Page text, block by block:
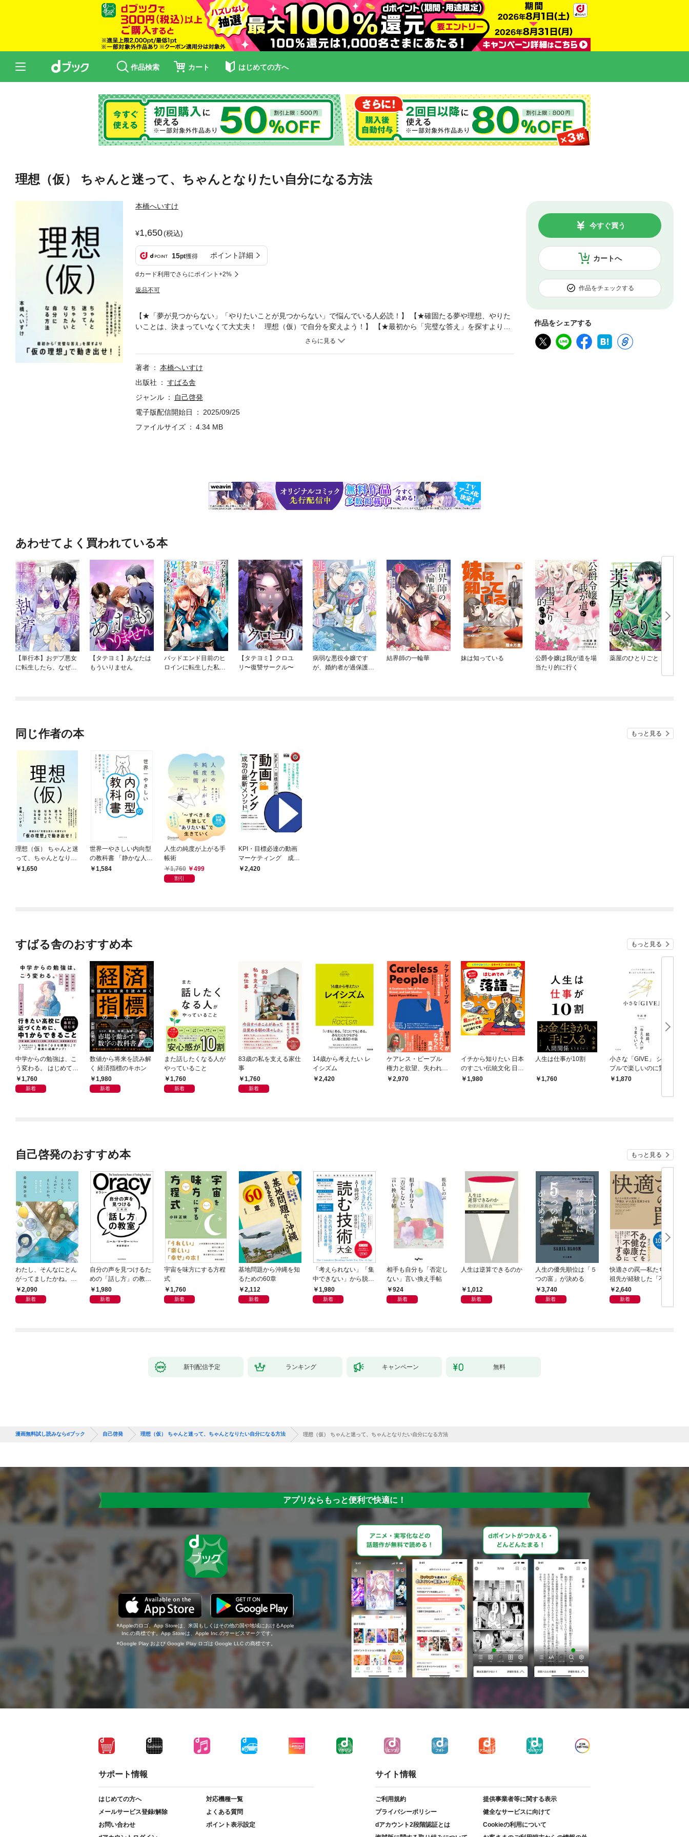
作品検索 カート はじめての方へ
理想（仮） ちゃんと迷って、ちゃんとなりたい自分になる方法
本橋へいすけ
1,650(税込)
15pt獲得 ポイント詳細
dカード利用でさらにポイント+2%
返品不可
カートへ
今すぐ買う
作品をチェックする
作品をシェアする
【★「夢が見つからない」「やりたいことが見つからない」で悩んでいる人必読！】 【★確固たる夢や理想、やりた
いことは、決まっていなくて大丈夫！ 理想（仮）で自分を変えよう！】 【★最初から「完璧な答え」を探すより
「仮の理想」で動き出せ！】 【★将来のビジョンが描けないことに、自己嫌悪する毎日が自然に変わりはじめる！】
見つからない」 「理想の自分がわからない」 「将来の夢が思い浮かばない」 このような悩みを抱え、終わらない
「自分探し」に苦しむ人が増えています。しかし、無理やりひねり出した「偽・やりたいこと」で、これらの悩みが
る職業がなくなったり、価値観のアップデートがどんどん起こる時代。 このような時代においては確固たる「理想」
や「やりたいこと」を決めることが難しくなっており、むしろ「理想」や「やりたいこと」をすぐに決めようとせず
柔軟な心を持ちながら、変化していく時代に対して自らをチューニングしていくというしなやかな生き方も有力な選
強みを知る、慌ただしい毎日に余白を作り、日々の意識にピュアな自分の理想を上げながら成長していく。そういっ
た習慣をお伝えします。 【目次】 第１章 終わらない「自分探し」に多くの人が苦しむ理由 第２章 「理想」や
「夢」が見つかっていない人が知っておくべきこと 第３章 自分の「強み」の解像度を上げる 第４章 理想（仮）の
著者
本橋へいすけ
出版社
すばる舎
ジャンル
自己啓発
電子版配信開始日
2025/09/25
ファイルサイズ
4.34 MB
あわせてよく買われている本
【単行本】おデブ悪女
に転生したら、なぜか
【タテヨミ】あなたは
もういりません
バッドエンド目前のヒ
ロインに転生した私、
【タテヨミ】クロユ
リ〜復讐サークル〜
病弱な悪役令嬢です
が、婚約者が過保護す
結界師の一輪華 妹は知っている
公爵令嬢は我が道を場
当たり的に行く
薬屋のひとりごと
同じ作者の本 もっと見る
理想（仮） ちゃんと迷
って、ちゃんとなりた
い自分になる方法
1,650
世界一やさしい内向型
の教科書 「静かな人」
の悩みがちな気質を直
1,584
人生の純度が上がる手
帳術
1,760
499
割引
KPI・目標必達の動画
マーケティング 成功
の最新メソッド
2,420
すばる舎のおすすめ本 もっと見る
中学からの勉強は、こ
う変わる。 はじめての
自学自習のキホン
1,760
新着
数値から将来を読み解
く 経済指標のキホン
1,980
新着
また話したくなる人が
やっていること
1,760
新着
83歳の私を支える家仕
事
1,760
新着
14歳から考えたい レ
イシズム
2,420
ケアレス・ピープル
権力と欲望、失われた
理想の物語 Meta
2,970
イチから知りたい 日本
のすごい伝統文化 日本
の伝統芸能入門 落語
1,980
人生は仕事が10割
1,760
小さな「GIVE」 シン
プルで楽しいのに驚く
ほど人生が変わる習慣
1,870
自己啓発のおすすめ本 もっと見る
わたし、そんなにとん
がってましたかね。
獅子座、Ａ型、丙午は
めぐる
2,090
新着
自分の声を見つけるた
めの「話し方」の教
室 Ｏｒａｃｙ（オラ
シー）
1,980
新着
宇宙を味方にする方程
式
1,760
新着
基地問題から沖縄を知
るための60章
2,112
新着
「考えられない」「集
中できない」から脱
却！ AI時代の読む技
術大全
1,980
新着
相手も自分も「否定し
ない」言い換え手帖
924
新着
人生は逆算できるのか
1,012
新着
人生の優先順位は「５
つの富」が決める
3,740
新着
快適さの罠―私たちの
祖先が経験した「不快
さ」が人生を充実させ
る
2,640
新着
新刊配信予定 ランキング キャンペーン 無料
漫画無料試し読みならdブック 自己啓発 理想（仮） ちゃんと迷って、ちゃんとなりたい自分になる方法 理想（仮） ちゃんと迷って、ちゃんとなりたい自分になる方法
アプリならもっと便利で快適に！
Appleのロゴ、App Storeは、米国もしくはその他の国や地域におけるApple
Inc.の商標です。App Storeは、Apple Inc.のサービスマークです。
Google Play および Google Play ロゴは Google LLC の商標です。
サポート情報
はじめての方へ
対応機種一覧
メールサービス登録/解除
よくある質問
お問い合わせ
ポイント表示設定
サイト情報
ご利用規約
提供事業者等に関する表示
プライバシーポリシー
健全なサービスに向けて
dアカウント2段階認証とは
Cookieの利用について